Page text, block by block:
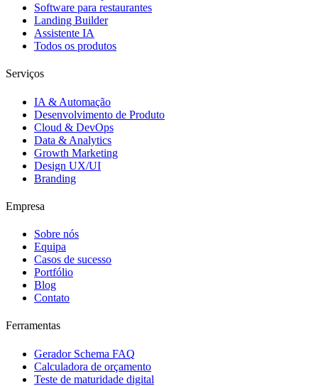
Software para restaurantes
Landing Builder
Assistente IA
Todos os produtos
Serviços
IA & Automação
Desenvolvimento de Produto
Cloud & DevOps
Data & Analytics
Growth Marketing
Design UX/UI
Branding
Empresa
Sobre nós
Equipa
Casos de sucesso
Portfólio
Blog
Contato
Ferramentas
Gerador Schema FAQ
Calculadora de orçamento
Teste de maturidade digital